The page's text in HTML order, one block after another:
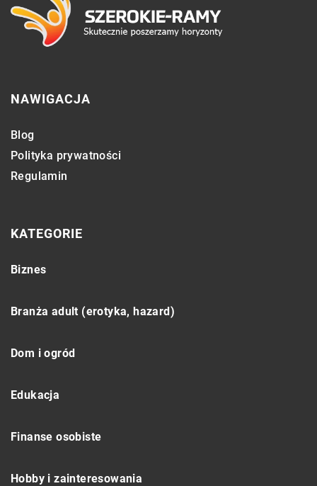
NAWIGACJA
Blog
Polityka prywatności
Regulamin
KATEGORIE
Biznes
Branża adult (erotyka, hazard)
Dom i ogród
Edukacja
Finanse osobiste
Hobby i zainteresowania